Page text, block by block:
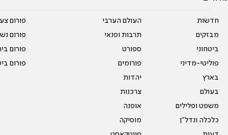
חדשות
מבזקים
ביטחוני
פוליטי-מדיני
בארץ
בעולם
משפט ופלילים
כלכלה ונדל"ן
העולם הערבי
תרבות ופנאי
ספורט
פורומים
יהדות
צרכנות
אופנה
מוסיקה
פורום
פורום
פורום
פורום